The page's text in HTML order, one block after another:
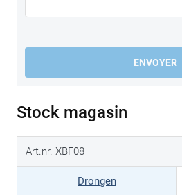
ENVOYER
Stock magasin
Art.nr. XBF08
Drongen